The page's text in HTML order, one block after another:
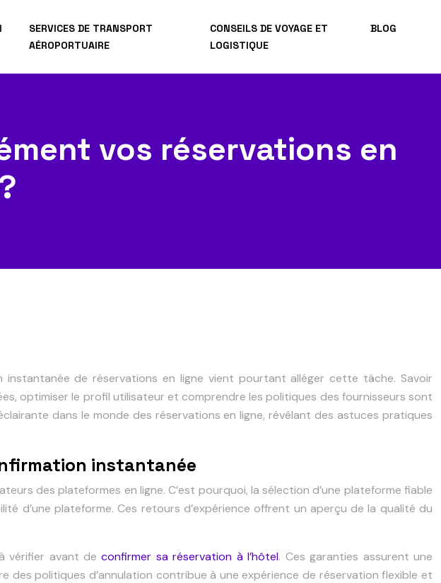
SERVICES DE TRANSPORT
AÉROPORTUAIRE
CONSEILS DE VOYAGE ET
LOGISTIQUE
BLOG
vos réservations en
de réservations en ligne vient pourtant alléger cette tâche. Savoir
optimiser le profil utilisateur et comprendre les politiques des fournisseurs sont
dans le monde des réservations en ligne, révélant des astuces pratiques
instantanée
des plateformes en ligne. C’est pourquoi, la sélection d’une plateforme fiable
d’une plateforme. Ces retours d’expérience offrent un aperçu de la qualité du
vérifier avant deconfirmer sa réservation à l’hôtel. Ces garanties assurent une
politiques d’annulation contribue à une expérience de réservation flexible et